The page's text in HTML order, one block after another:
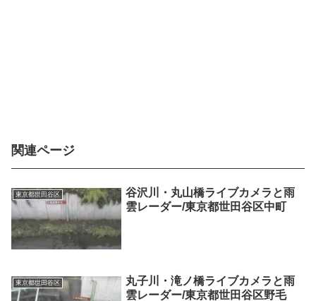
関連ページ
東京都世田谷区
谷沢川・丸山橋ライブカメラと雨
雲レーダー/東京都世田谷区中町
東京都世田谷区
丸子川・滝ノ橋ライブカメラと雨
雲レーダー/東京都世田谷区野毛